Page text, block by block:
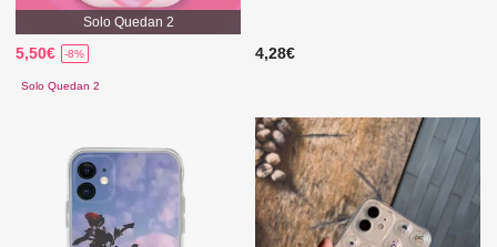
Solo Quedan 2
5,50€ -8%
Solo Quedan 2
4,28€